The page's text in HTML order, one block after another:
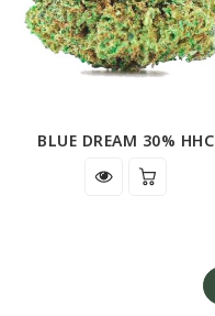
BLUE DREAM 30% HHC